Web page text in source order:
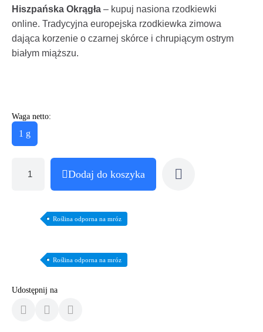
Hiszpańska Okrągła – kupuj nasiona rzodkiewki
online. Tradycyjna europejska rzodkiewka zimowa
dająca korzenie o czarnej skórce i chrupiącym ostrym
białym miąższu.
Waga netto:
1 g
Dodaj do koszyka
Roślina odporna na mróz
Roślina odporna na mróz
Udostępnij na